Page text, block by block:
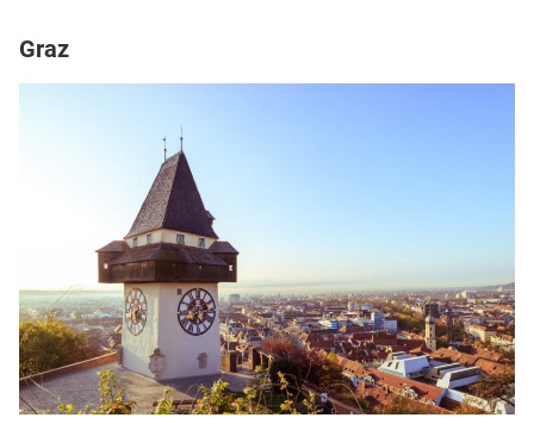
Graz